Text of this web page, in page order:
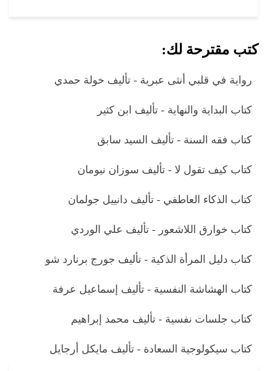
كتب مقترحة لك:
رواية في قلبي أنثى عبرية - تأليف خولة حمدي
كتاب البداية والنهاية - تأليف ابن كثير
كتاب فقه السنة - تأليف السيد سابق
كتاب كيف تقول لا - تأليف سوزان نيومان
كتاب الذكاء العاطفي - تأليف دانييل جولمان
كتاب خوارق اللاشعور - تأليف علي الوردي
كتاب دليل المرأة الذكية - تأليف جورج برنارد شو
كتاب الهشاشة النفسية - تأليف إسماعيل عرفة
كتاب جلسات نفسية - تأليف محمد إبراهيم
كتاب سيكولوجية السعادة - تأليف مايكل أرجايل